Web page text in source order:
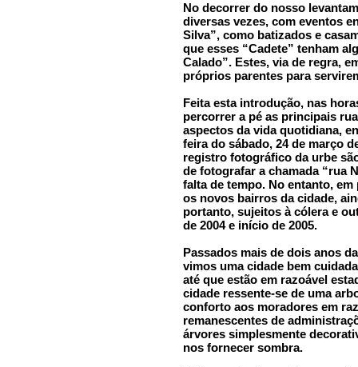
No decorrer do nosso
diversas vezes, com eventos
Silva”, como batizados e
que esses “Cadete” tenham
Calado”. Estes, via de regra,
próprios parentes para
Feita esta introdução, nas
percorrer a pé as principais
aspectos da vida quotidiana,
feira do sábado, 24 de março
registro fotográfico da urbe
de fotografar a chamada “rua
falta de tempo. No entanto,
os novos bairros da cidade,
portanto, sujeitos à cólera e
de 2004 e início de 2005.
Passados mais de dois anos
vimos uma cidade bem
até que estão em razoável
cidade ressente-se de uma
conforto aos moradores em
remanescentes de
árvores simplesmente
nos fornecer sombra.